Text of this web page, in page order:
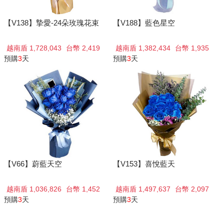
【V138】摯愛-24朵玫瑰花束
越南盾 1,728,043
台幣 2,419
預購3天
【V188】藍色星空
越南盾 1,382,434
台幣 1,935
預購3天
【V66】蔚藍天空
越南盾 1,036,826
台幣 1,452
預購3天
【V153】喜悅藍天
越南盾 1,497,637
台幣 2,097
預購3天